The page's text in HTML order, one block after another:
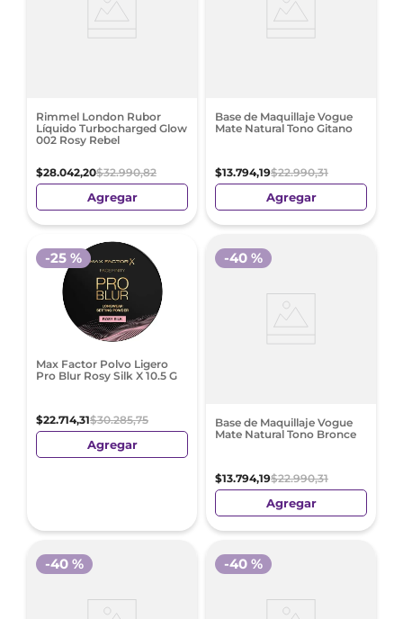
Rimmel London Rubor
Líquido Turbocharged Glow
002 Rosy Rebel
$28.042,20$32.990,82
Agregar
Base de Maquillaje Vogue
Mate Natural Tono Gitano
$13.794,19$22.990,31
Agregar
Max Factor Polvo Ligero
Pro Blur Rosy Silk X 10.5 G
$22.714,31$30.285,75
-25 %
Agregar
Base de Maquillaje Vogue
Mate Natural Tono Bronce
$13.794,19$22.990,31
-40 %
Agregar
-40 % -40 %